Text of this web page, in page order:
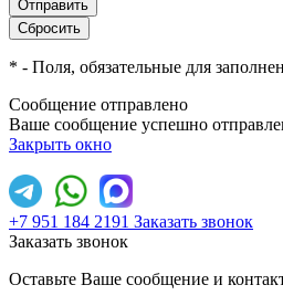
* - Поля, обязательные для
Сообщение отправлено
Ваше сообщение успешно
Закрыть окно
+7 951 184 2191 Заказать звонок
Заказать звонок
Оставьте Ваше сообщение и